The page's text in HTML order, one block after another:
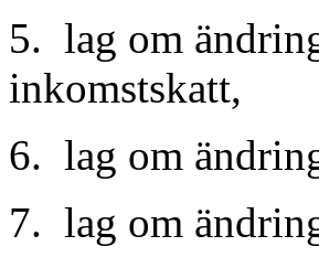
5. lag om
inkomstskatt,
6. lag om
7. lag om